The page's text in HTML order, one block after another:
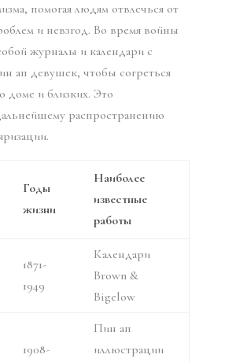
помогая людям отвлечься от
и невзгод. Во время войны
журналы и календари с
ап девушек, чтобы согреться
доме и близких. Это
распространению
Годы
жизни
Наиболее
известные
работы
1871-
1949
Календари
Brown &
Bigelow
1908-
Пин ап
иллюстрации